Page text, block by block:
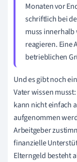
Monaten vor
schriftlich bei
muss innerhalb
reagieren. Eine
betrieblichen
Und es gibt noch
Vater wissen
kann nicht einfach
aufgenommen
Arbeitgeber
finanzielle
Elterngeld besteht